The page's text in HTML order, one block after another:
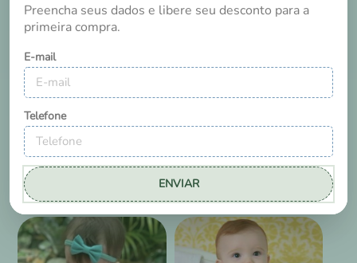
Preencha seus dados e libere seu desconto para a
primeira compra.
E-mail
Telefone
ENVIAR